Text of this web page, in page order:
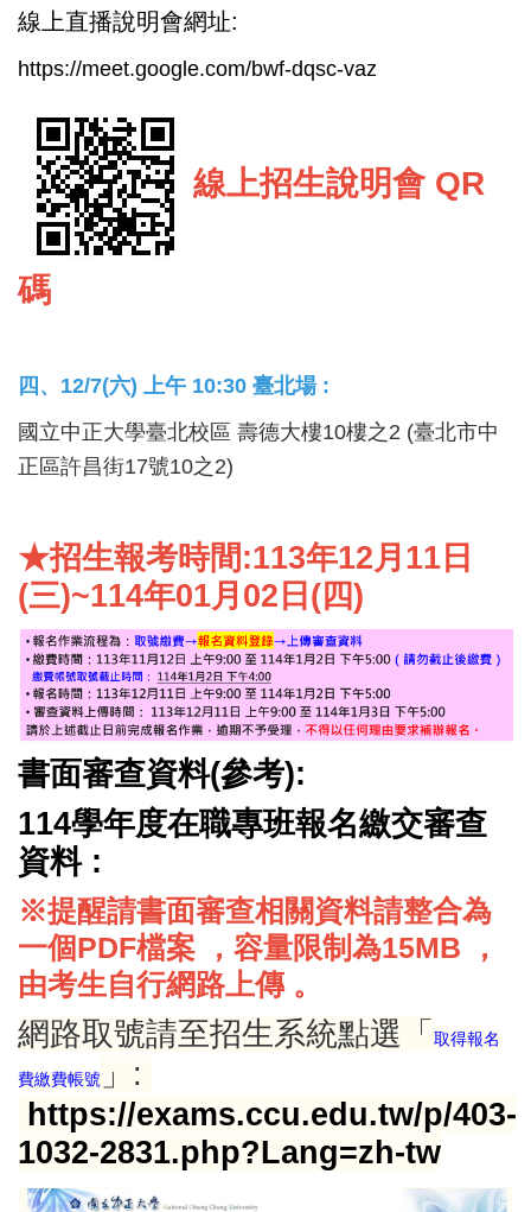
線上直播說明會網址:
https://meet.google.com/bwf-dqsc-vaz
線上招生說明會 QR
碼
四、12/7(六) 上午 10:30 臺北場 :
國立中正大學臺北校區 壽德大樓10樓之2 (臺北市中
正區許昌街17號10之2)
★招生報考時間:113年12月11日
(三)~114年01月02日(四)
書面審查資料(參考):
114學年度在職專班報名繳交審查
資料:
※提醒請書面審查相關資料請整合為
一個PDF檔案 ，容量限制為15MB ，
由考生自行網路上傳 。
網路取號請至招生系統點選「 取得報名
費繳費帳號
」:
https://exams.ccu.edu.tw/p/403-
1032-2831.php?Lang=zh-tw